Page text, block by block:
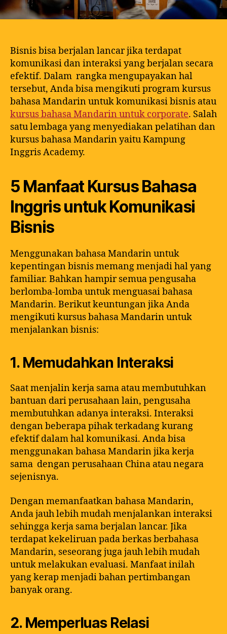
Bisnis bisa berjalan lancar jika terdapat
komunikasi dan interaksi yang berjalan secara
efektif. Dalam rangka mengupayakan hal
tersebut, Anda bisa mengikuti program kursus
bahasa Mandarin untuk komunikasi bisnis atau
kursus bahasa Mandarin untuk corporate. Salah
satu lembaga yang menyediakan pelatihan dan
kursus bahasa Mandarin yaitu Kampung
Inggris Academy.
5 Manfaat Kursus Bahasa
Inggris untuk Komunikasi
Bisnis
Menggunakan bahasa Mandarin untuk
kepentingan bisnis memang menjadi hal yang
familiar. Bahkan hampir semua pengusaha
berlomba-lomba untuk menguasai bahasa
Mandarin. Berikut keuntungan jika Anda
mengikuti kursus bahasa Mandarin untuk
menjalankan bisnis:
1. Memudahkan Interaksi
Saat menjalin kerja sama atau membutuhkan
bantuan dari perusahaan lain, pengusaha
membutuhkan adanya interaksi. Interaksi
dengan beberapa pihak terkadang kurang
efektif dalam hal komunikasi. Anda bisa
menggunakan bahasa Mandarin jika kerja
sama dengan perusahaan China atau negara
sejenisnya.
Dengan memanfaatkan bahasa Mandarin,
Anda jauh lebih mudah menjalankan interaksi
sehingga kerja sama berjalan lancar. Jika
terdapat kekeliruan pada berkas berbahasa
Mandarin, seseorang juga jauh lebih mudah
untuk melakukan evaluasi. Manfaat inilah
yang kerap menjadi bahan pertimbangan
banyak orang.
2. Memperluas Relasi